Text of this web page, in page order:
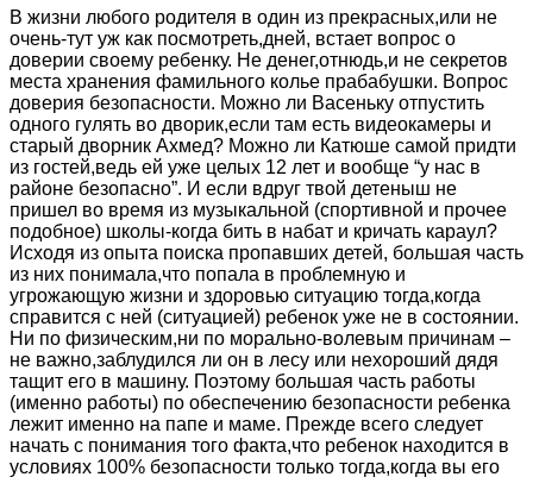
В жизни любого родителя в один из прекрасных,или не
очень-тут уж как посмотреть,дней, встает вопрос о
доверии своему ребенку. Не денег,отнюдь,и не секретов
места хранения фамильного колье прабабушки. Вопрос
доверия безопасности. Можно ли Васеньку отпустить
одного гулять во дворик,если там есть видеокамеры и
старый дворник Ахмед? Можно ли Катюше самой придти
из гостей,ведь ей уже целых 12 лет и вообще “у нас в
районе безопасно”. И если вдруг твой детеныш не
пришел во время из музыкальной (спортивной и прочее
подобное) школы-когда бить в набат и кричать караул?
Исходя из опыта поиска пропавших детей, большая часть
из них понимала,что попала в проблемную и
угрожающую жизни и здоровью ситуацию тогда,когда
справится с ней (ситуацией) ребенок уже не в состоянии.
Ни по физическим,ни по морально-волевым причинам –
не важно,заблудился ли он в лесу или нехороший дядя
тащит его в машину. Поэтому большая часть работы
(именно работы) по обеспечению безопасности ребенка
лежит именно на папе и маме. Прежде всего следует
начать с понимания того факта,что ребенок находится в
условиях 100% безопасности только тогда,когда вы его